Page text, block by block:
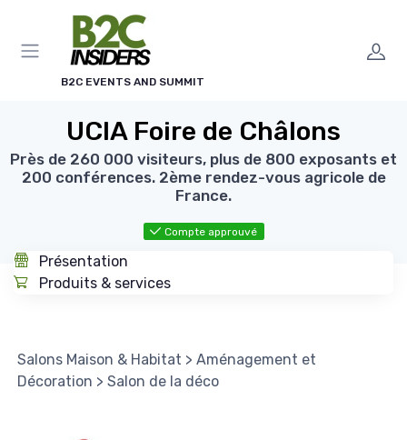
B2C EVENTS AND SUMMIT
UCIA Foire de Châlons
Près de 260 000 visiteurs, plus de 800 exposants et
200 conférences. 2ème rendez-vous agricole de
France.
Compte approuvé
Présentation
Produits & services
Salons Maison & Habitat > Aménagement et
Décoration > Salon de la déco
Panneau de gestion des cookies